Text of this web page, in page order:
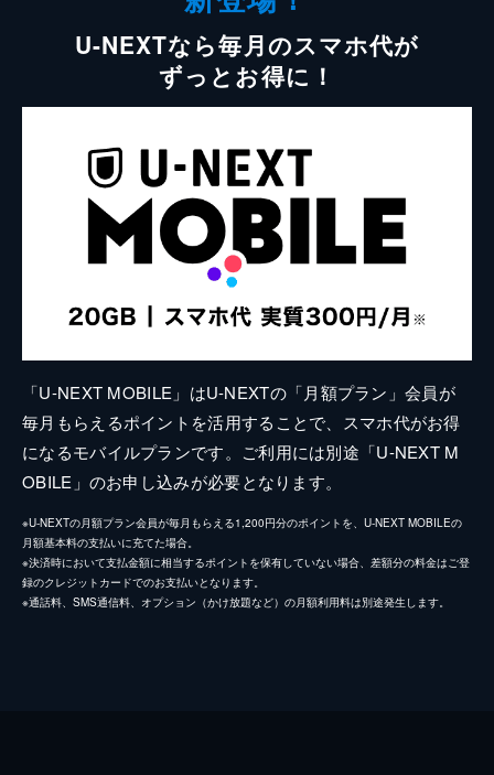
U-NEXTなら毎月のスマホ代が
ずっとお得に！
「U-NEXT MOBILE」はU-NEXTの「月額プラン」会員が
毎月もらえるポイントを活用することで、スマホ代がお得
になるモバイルプランです。ご利用には別途「U-NEXT M
OBILE」のお申し込みが必要となります。
※U-NEXTの月額プラン会員が毎月もらえる1,200円分のポイントを、U-NEXT MOBILEの
月額基本料の支払いに充てた場合。
※決済時において支払金額に相当するポイントを保有していない場合、差額分の料金はご登
録のクレジットカードでのお支払いとなります。
※通話料、SMS通信料、オプション（かけ放題など）の月額利用料は別途発生します。